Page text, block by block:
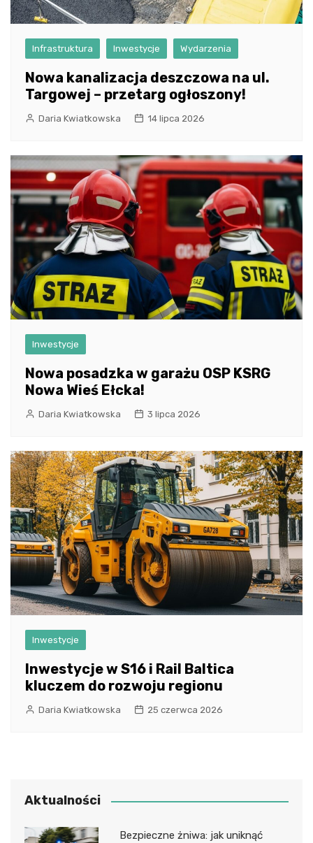
Infrastruktura Inwestycje Wydarzenia
Nowa kanalizacja deszczowa na ul.
Targowej – przetarg ogłoszony!
Daria Kwiatkowska 14 lipca 2026
Inwestycje
Nowa posadzka w garażu OSP KSRG
Nowa Wieś Ełcka!
Daria Kwiatkowska 3 lipca 2026
Inwestycje
Inwestycje w S16 i Rail Baltica
kluczem do rozwoju regionu
Daria Kwiatkowska 25 czerwca 2026
Aktualności
Bezpieczne żniwa: jak uniknąć